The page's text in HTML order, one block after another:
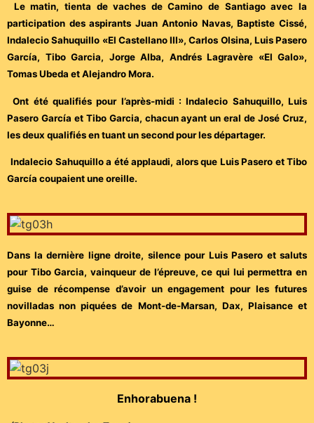
Le matin, tienta de vaches de Camino de Santiago avec la
participation des aspirants Juan Antonio Navas, Baptiste Cissé,
Indalecio Sahuquillo «El Castellano III», Carlos Olsina, Luis Pasero
García, Tibo Garcia, Jorge Alba, Andrés Lagravère «El Galo»,
Tomas Ubeda et Alejandro Mora.
Ont été qualifiés pour l’après-midi : Indalecio Sahuquillo, Luis
Pasero García et Tibo Garcia, chacun ayant un eral de José Cruz,
les deux qualifiés en tuant un second pour les départager.
Indalecio Sahuquillo a été applaudi, alors que Luis Pasero et Tibo
García coupaient une oreille.
Dans la dernière ligne droite, silence pour Luis Pasero et saluts
pour Tibo Garcia, vainqueur de l’épreuve, ce qui lui permettra en
guise de récompense d’avoir un engagement pour les futures
novilladas non piquées de Mont-de-Marsan, Dax, Plaisance et
Bayonne…
Enhorabuena !